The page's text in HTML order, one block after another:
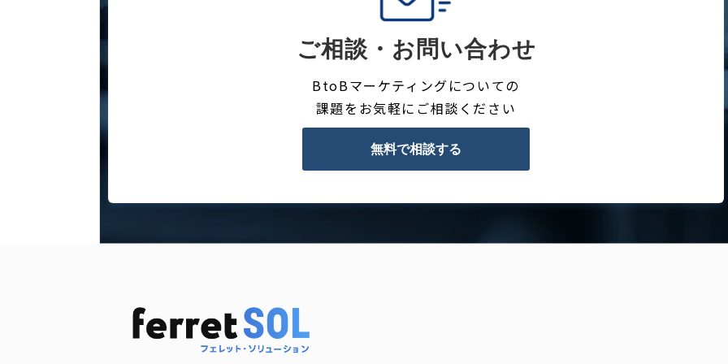
ご相談・お問い合わせ
BtoBマーケティングについての
課題をお気軽にご相談ください
無料で相談する